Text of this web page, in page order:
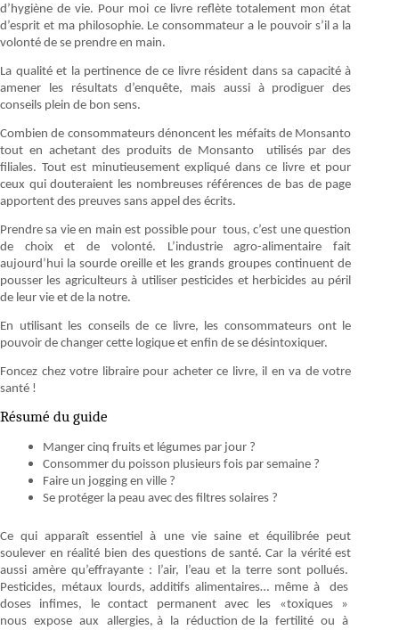
d’hygiène de vie. Pour moi ce livre reflète totalement mon état
d’esprit et ma philosophie. Le consommateur a le pouvoir s’il a la
volonté de se prendre en main.
La qualité et la pertinence de ce livre résident dans sa capacité à
amener les résultats d’enquête, mais aussi à prodiguer des
conseils plein de bon sens.
Combien de consommateurs dénoncent les méfaits de Monsanto
tout en achetant des produits de Monsanto utilisés par des
filiales. Tout est minutieusement expliqué dans ce livre et pour
ceux qui douteraient les nombreuses références de bas de page
apportent des preuves sans appel des écrits.
Prendre sa vie en main est possible pour tous, c’est une question
de choix et de volonté. L’industrie agro-alimentaire fait
aujourd’hui la sourde oreille et les grands groupes continuent de
pousser les agriculteurs à utiliser pesticides et herbicides au péril
de leur vie et de la notre.
En utilisant les conseils de ce livre, les consommateurs ont le
pouvoir de changer cette logique et enfin de se désintoxiquer.
Foncez chez votre libraire pour acheter ce livre, il en va de votre
santé !
Résumé du guide
Manger cinq fruits et légumes par jour ?
Consommer du poisson plusieurs fois par semaine ?
Faire un jogging en ville ?
Se protéger la peau avec des filtres solaires ?
Ce qui apparaît essentiel à une vie saine et équilibrée peut
soulever en réalité bien des questions de santé. Car la vérité est
aussi amère qu’effrayante : l’air, l’eau et la terre sont pollués.
Pesticides, métaux lourds, additifs alimentaires… même à des
doses infimes, le contact permanent avec les «toxiques »
nous expose aux allergies, à la réduction de la fertilité ou à